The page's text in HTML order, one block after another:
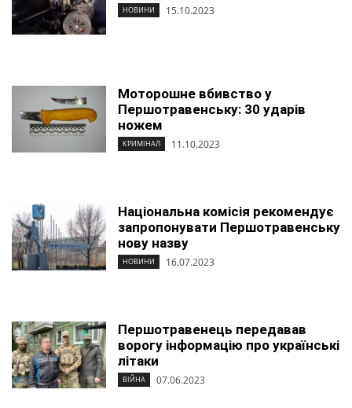
НОВИНИ 15.10.2023
Моторошне вбивство у
Першотравенську: 30 ударів
ножем
КРИМІНАЛ 11.10.2023
Національна комісія рекомендує
запропонувати Першотравенську
нову назву
НОВИНИ 16.07.2023
Першотравенець передавав
ворогу інформацію про українські
літаки
ВІЙНА 07.06.2023